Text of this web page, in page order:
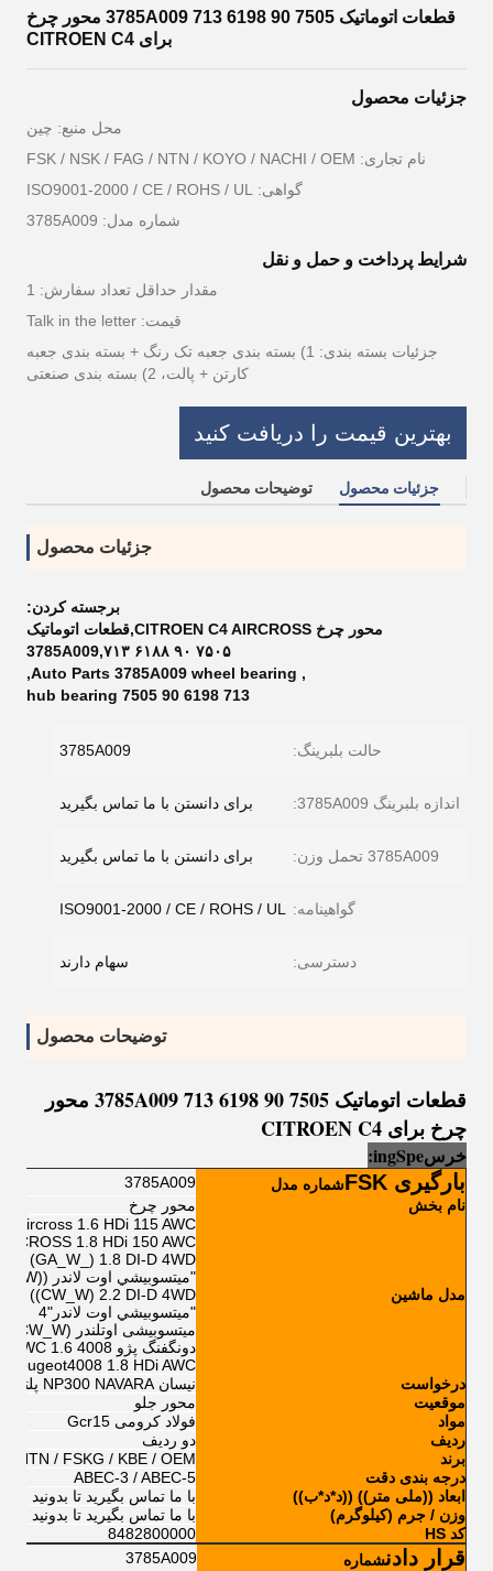
قطعات اتوماتیک 3785A009 713 6198 90 7505 محور چرخ
برای CITROEN C4
جزئیات محصول
محل منبع: چین
نام تجاری: FSK / NSK / FAG / NTN / KOYO / NACHI / OEM
گواهی: ISO9001-2000 / CE / ROHS / UL
شماره مدل: 3785A009
شرایط پرداخت و حمل و نقل
مقدار حداقل تعداد سفارش: 1
قیمت: Talk in the letter
جزئیات بسته بندی: 1) بسته بندی جعبه تک رنگ + بسته بندی جعبه
کارتن + پالت، 2) بسته بندی صنعتی
بهترین قیمت را دریافت کنید
جزئیات محصول توضیحات محصول
جزئیات محصول
برجسته کردن:
محور چرخ CITROEN C4 AIRCROSS,قطعات اتوماتیک
3785A009,۷۱۳ ۶۱۸۸ ۹۰ ۷۵۰۵
,
Auto Parts 3785A009 wheel bearing
,
713 6198 90 7505 hub bearing
حالت بلبرینگ: 3785A009
اندازه بلبرینگ 3785A009: برای دانستن با ما تماس بگیرید
3785A009 تحمل وزن: برای دانستن با ما تماس بگیرید
گواهینامه: ISO9001-2000 / CE / ROHS / UL
دسترسی: سهام دارند
توضیحات محصول
قطعات اتوماتیک 3785A009 713 6198 90 7505 محور
چرخ برای CITROEN C4
خرس ingSpe
:
بارگیری FSK شماره مدل
3785A009
نام بخش
محور چرخ
مدل ماشین
Aircross 1.6 HDi 115 AWC
1.8 HDi 150 AWC
(GA_W_) 1.8 DI-D 4WD
"ميتسوبيشي اوت لاندر ((CW_W) 2.0 DI-D
((CW_W) 2.2 DI-D 4WD
"ميتسوبيشي اوت لاندر"4
میتسوبیشی اوتلندر (CW_W) 2.4 Mivec 4WD (CW5W)
دونگفنگ پژو 4008 1.6 HDi AWC
Peugeot4008 1.8 HDi AWC
درخواست
نيسان NP300 NAVARA پلتفرم/شاسی
موقعیت
محور جلو
مواد
فولاد کرومی Gcr15
ردیف
دو ردیف
برند
/ NTN / FSKG / KBE / OEM
درجه بندی دقت
ABEC-3 / ABEC-5
ابعاد ((ملی متر)) ((د*د*ب))
با ما تماس بگيريد تا بدونيد
وزن / جرم (کیلوگرم)
با ما تماس بگيريد تا بدونيد
کد HS
8482800000
قرار دادنشماره
3785A009